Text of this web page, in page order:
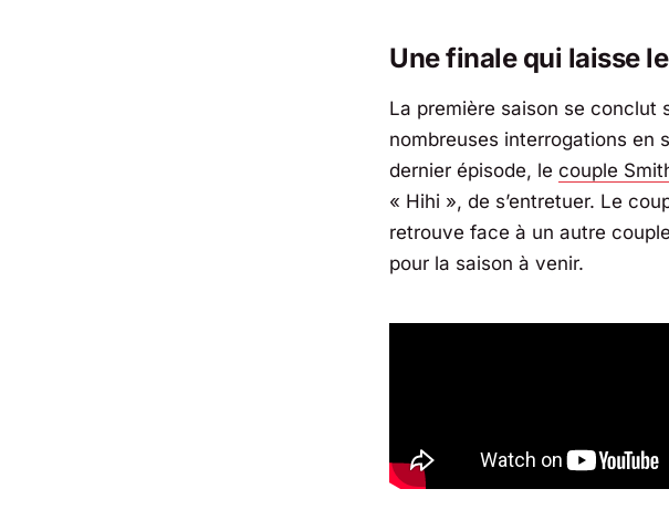
Une finale qui laisse
La première saison se conclut
nombreuses interrogations en
dernier épisode, le couple
« Hihi », de s’entretuer. Le
retrouve face à un autre
pour la saison à venir.